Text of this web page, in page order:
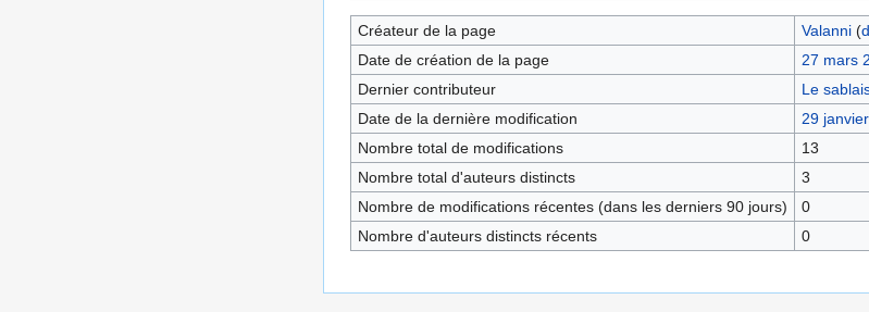
Créateur de la page Valanni (
Date de création de la page
27 mars
Dernier contributeur
Le
Date de la dernière modification
29
Nombre total de modifications
13
Nombre total d'auteurs distincts
3
Nombre de modifications récentes (dans les derniers 90 jours)
0
Nombre d'auteurs distincts récents
0